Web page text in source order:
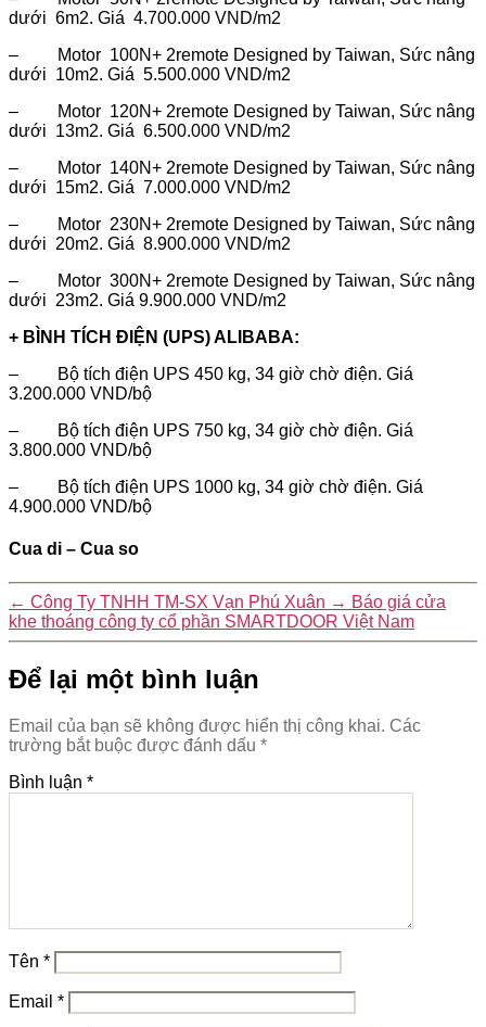
dưới 6m2. Giá 4.700.000 VND/m2
– Motor 100N+ 2remote Designed by Taiwan, Sức nâng
dưới 10m2. Giá 5.500.000 VND/m2
– Motor 120N+ 2remote Designed by Taiwan, Sức nâng
dưới 13m2. Giá 6.500.000 VND/m2
– Motor 140N+ 2remote Designed by Taiwan, Sức nâng
dưới 15m2. Giá 7.000.000 VND/m2
– Motor 230N+ 2remote Designed by Taiwan, Sức nâng
dưới 20m2. Giá 8.900.000 VND/m2
– Motor 300N+ 2remote Designed by Taiwan, Sức nâng
dưới 23m2. Giá 9.900.000 VND/m2
+ BÌNH TÍCH ĐIỆN (UPS) ALIBABA:
– Bộ tích điện UPS 450 kg, 34 giờ chờ điện. Giá
3.200.000 VND/bộ
– Bộ tích điện UPS 750 kg, 34 giờ chờ điện. Giá
3.800.000 VND/bộ
– Bộ tích điện UPS 1000 kg, 34 giờ chờ điện. Giá
4.900.000 VND/bộ
Cua di – Cua so
← Công Ty TNHH TM-SX Vạn Phú Xuân → Báo giá cửa
khe thoáng công ty cổ phần SMARTDOOR Việt Nam
Để lại một bình luận
Email của bạn sẽ không được hiển thị công khai. Các
trường bắt buộc được đánh dấu *
Bình luận *
Tên *
Email *